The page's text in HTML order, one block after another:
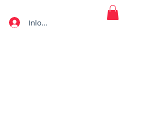
Inloggen